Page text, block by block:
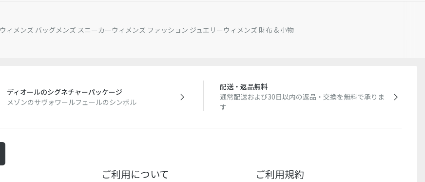
ウィメンズ バッグメンズ スニーカー ウィメンズ ファッション ジュエリー ウィメンズ 財布 & 小物
ディオールのシグネチャーパッケージ
メゾンのサヴォワールフェールのシンボル
配送・返品無料
通常配送および30日以内の返品・交換を無料で承りま
す
ご利用について ご利用規約